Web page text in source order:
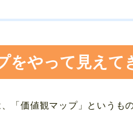
をやって見えて
「価値観マップ」というも